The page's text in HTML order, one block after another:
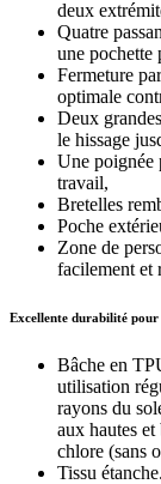
deux
Quatre
une
Fermeture
optimale
Deux
le hissage
Une poignée
travail,
Bretelles
Poche
Zone de
facilement et
Excellente durabilité
Bâche en
utilisation
rayons du
aux hautes et
chlore (sans
Tissu étanche.